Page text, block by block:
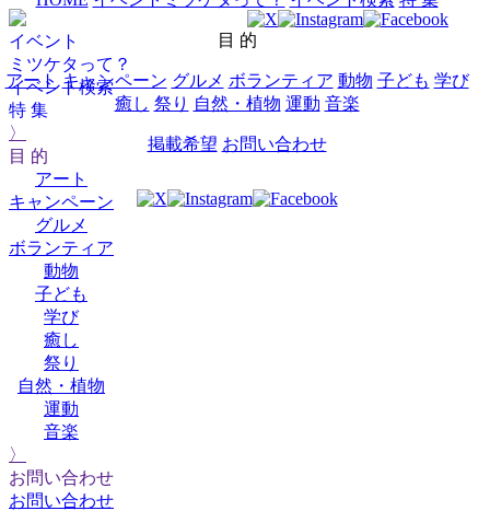
イベント
ミツケタって？
イベント検索
特 集
〉
目 的
アート
キャンペーン
グルメ
ボランティア
動物
子ども
学び
癒し
祭り
自然・植物
運動
音楽
〉
お問い合わせ
お問い合わせ
目 的
アート キャンペーン グルメ ボランティア 動物 子ども 学び
癒し 祭り 自然・植物 運動 音楽
掲載希望 お問い合わせ